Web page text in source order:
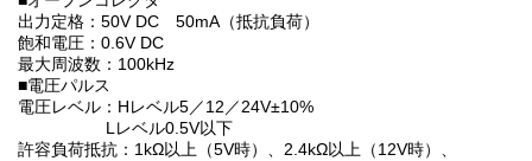
出力定格：50V DC 50mA（抵抗負荷）
飽和電圧：0.6V DC
最大周波数：100kHz
■電圧パルス
電圧レベル：Hレベル5／12／24V±10%
Lレベル0.5V以下
許容負荷抵抗：1kΩ以上（5V時）、2.4kΩ以上（12V時）、